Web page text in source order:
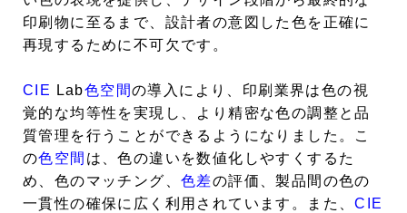
印刷物に至るまで、設計者の意図した色を正確に
再現するために不可欠です。
CIE Lab色空間の導入により、印刷業界は色の視
覚的な均等性を実現し、より精密な色の調整と品
質管理を行うことができるようになりました。こ
の色空間 は、色の違いを数値化しやすくするた
め、色のマッチング、 色差の評価、製品間の色の
一貫性の確保に広く利用されています。また、CIE